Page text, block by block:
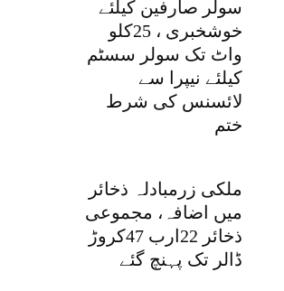
سولر صارفین کیلئے
خوشخبری ، 25کلو
واٹ تک سولر سسٹم
کیلئے نیپرا سے
لائسنس کی شرط
ختم
ملکی زرمبادلہ ذخائر
میں اضافہ، مجموعی
ذخائر 22ارب 47کروڑ
ڈالر تک پہنچ گئے